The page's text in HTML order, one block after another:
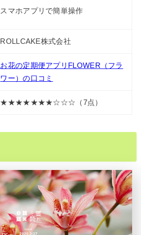
スマホアプリで簡単操作
ROLLCAKE株式会社
お花の定期便アプリFLOWER（フラ
ワー）の口コミ
★★★★★★★☆☆☆（7点）